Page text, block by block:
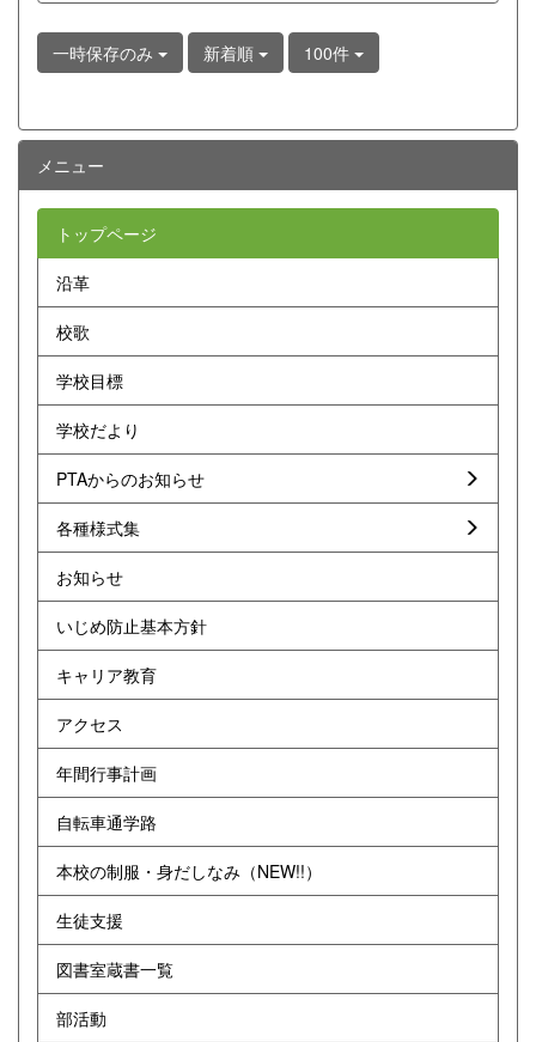
一時保存のみ 新着順 100件
メニュー
トップページ
沿革
校歌
学校目標
学校だより
PTAからのお知らせ
各種様式集
お知らせ
いじめ防止基本方針
キャリア教育
アクセス
年間行事計画
自転車通学路
本校の制服・身だしなみ（NEW!!）
生徒支援
図書室蔵書一覧
部活動